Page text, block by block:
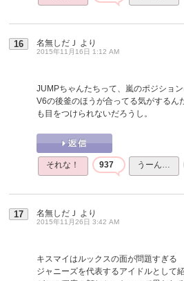
16 名無しだＪ より
2015年11月16日 1:12 AM
JUMPちゃんたちって、嵐のポジショ
V6の後釜のほうが合ってる気がするん
も目をつけられないだろうし。
それな！ 937 うーん…
17 名無しだＪ より
2015年11月26日 3:42 AM
キスマイはルックスの面が問題すぎる
ジャニーズを代表するアイドルとして